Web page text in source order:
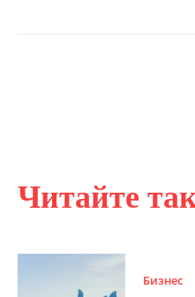
Читайте
Бизнес